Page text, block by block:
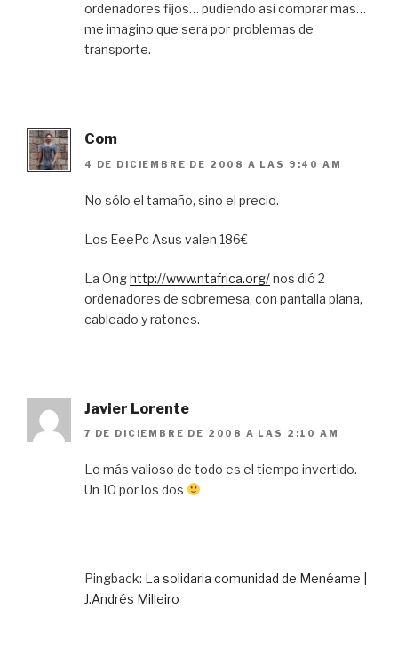
ordenadores fijos… pudiendo asi comprar mas…
me imagino que sera por problemas de
transporte.
Com
4 DE DICIEMBRE DE 2008 A LAS 9:40 AM
No sólo el tamaño, sino el precio.
Los EeePc Asus valen 186€
La Onghttp://www.ntafrica.org/nos dió 2
ordenadores de sobremesa, con pantalla plana,
cableado y ratones.
Javier Lorente
7 DE DICIEMBRE DE 2008 A LAS 2:10 AM
Lo más valioso de todo es el tiempo invertido.
Un 10 por los dos
Pingback: La solidaria comunidad de Menéame |
J.Andrés Milleiro